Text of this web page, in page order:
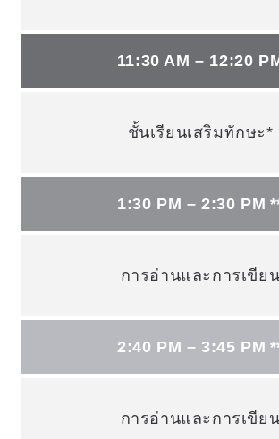
11:30 AM – 12:20
ชั้นเรียนเสริมทักษะ*
1:30 PM – 2:30 PM
การอ่านและการเขียน
2:40 PM – 3:45 PM
การอ่านและการเขียน